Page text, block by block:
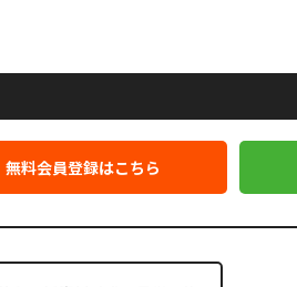
無料会員登録はこちら